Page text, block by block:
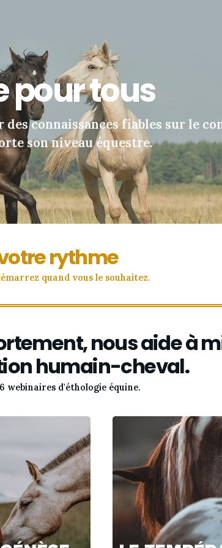
pour tous
connaissances fiables sur le
son niveau équestre.
rythme
quand vous le souhaitez.
nous aide à
humain-cheval.
webinaires d'éthologie équine.